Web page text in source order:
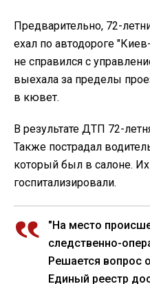
Предварительно, 72-
ехал по автодороге
не справился с
выехала за пределы
в кювет.
В результате ДТП 72-
Также пострадал
который был в салоне.
госпитализировали.
"На место
следственно-
Решается вопрос
Единый реестр